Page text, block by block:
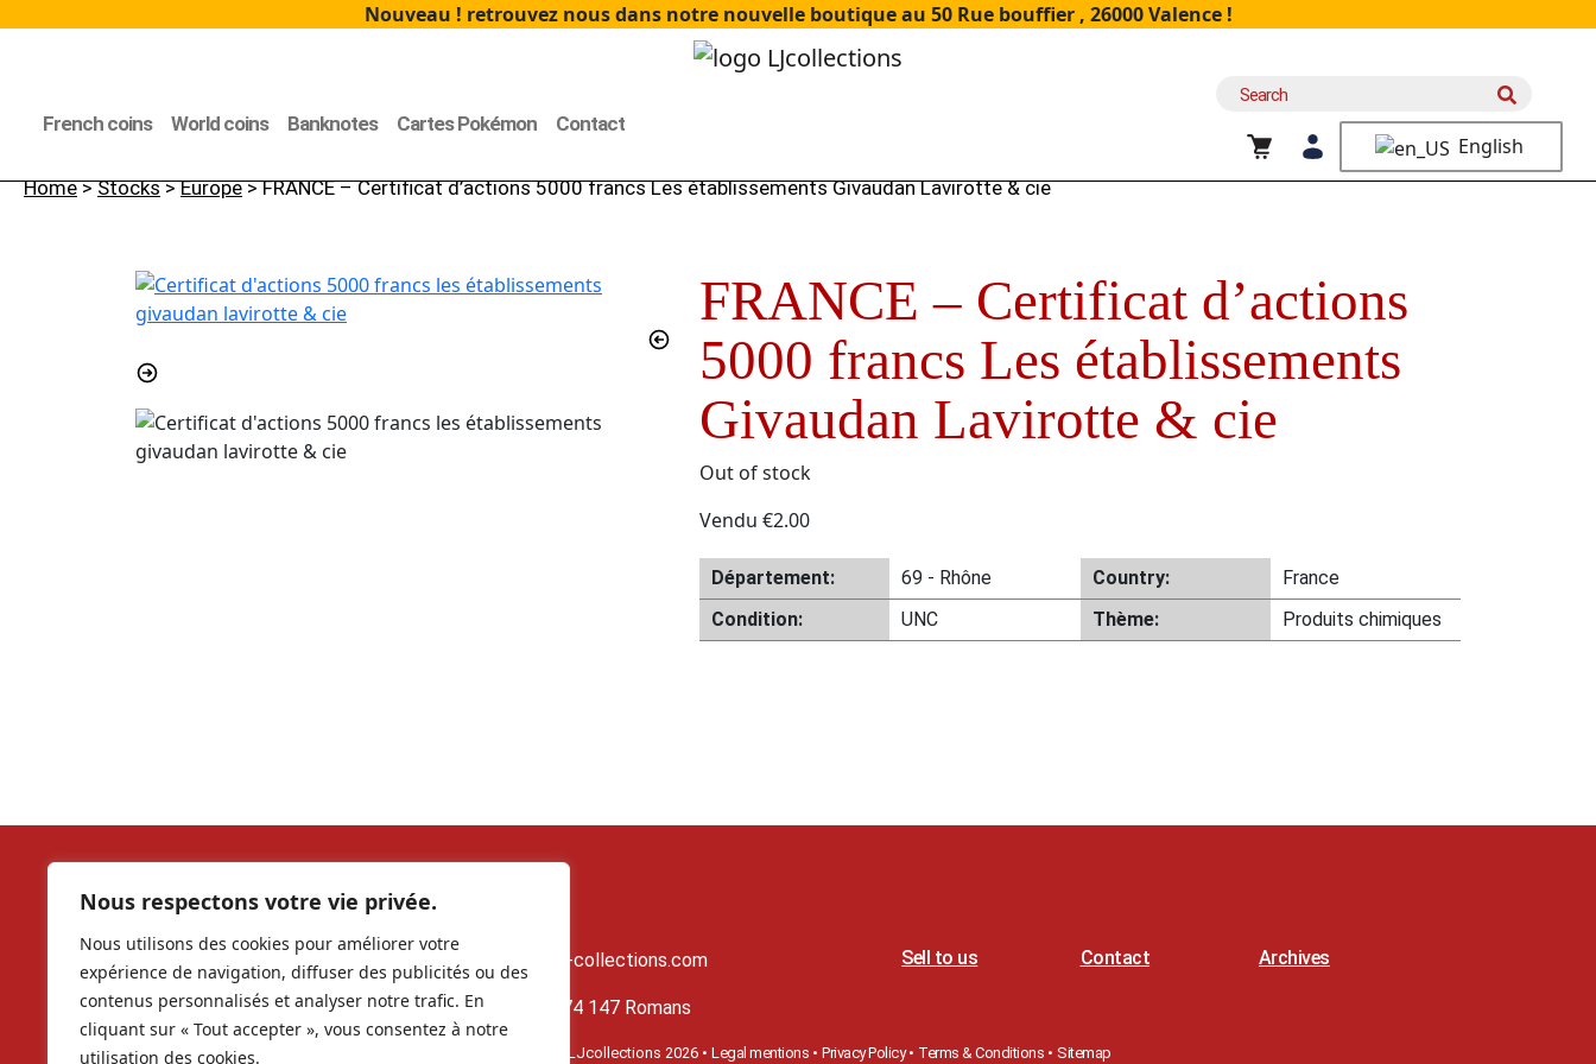
Nous respectons votre vie privée.
Nous utilisons des cookies pour améliorer votre
expérience de navigation, diffuser des publicités ou des
contenus personnalisés et analyser notre trafic. En
cliquant sur « Tout accepter », vous consentez à notre
utilisation des cookies.
Nouveau ! retrouvez nous dans notre nouvelle boutique au 50 Rue bouffier , 26000 Valence !
French coins World coins Banknotes Cartes Pokémon Contact
Search
English
Home>Stocks>Europe> FRANCE – Certificat d’actions 5000 francs Les établissements Givaudan Lavirotte & cie
FRANCE – Certificat d’actions
5000 francs Les établissements
Givaudan Lavirotte & cie
Out of stock
Vendu €2.00
Département: 69 - Rhône Country:
France
Condition:
UNC Thème: Produits chimiques
contact@lj-collections.com
RCS 979 374 147 Romans
Sell to us Contact Archives
LJcollections 2026 •Legal mentions •Privacy Policy• Terms & Conditions • Sitemap